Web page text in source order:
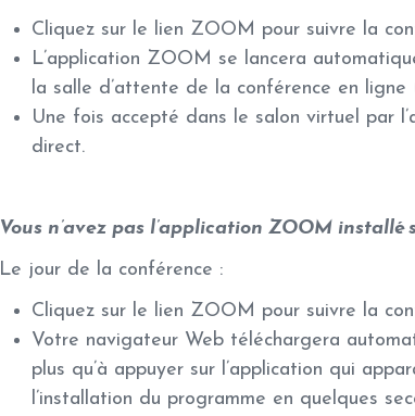
Cliquez sur le lien ZOOM pour suivre la
L’application ZOOM se lancera
la salle d’attente de la conférence en ligne
Une fois accepté dans le salon virtuel par
direct.
Vous n’avez pas l’application ZOOM
Le jour de la conférence :
Cliquez sur le lien ZOOM pour suivre la
Votre navigateur Web téléchargera
plus qu’à appuyer sur l’application qui
l’installation du programme en quelques